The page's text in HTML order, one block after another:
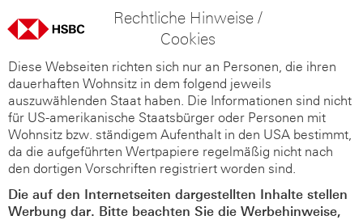
Rechtliche Hinweise /
Cookies
Diese Webseiten richten sich nur an Personen, die ihren
dauerhaften Wohnsitz in dem folgend jeweils
auszuwählenden Staat haben. Die Informationen sind nicht
für US-amerikanische Staatsbürger oder Personen mit
Wohnsitz bzw. ständigem Aufenthalt in den USA bestimmt,
da die aufgeführten Wertpapiere regelmäßig nicht nach
den dortigen Vorschriften registriert worden sind.
Die auf den Internetseiten dargestellten Inhalte stellen
Werbung dar. Bitte beachten Sie die Werbehinweise,